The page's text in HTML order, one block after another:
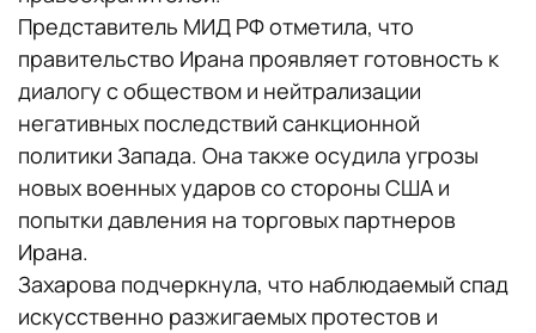
Представитель МИД РФ отметила, что
правительство Ирана проявляет готовность к
диалогу с обществом и нейтрализации
негативных последствий санкционной
политики Запада. Она также осудила угрозы
новых военных ударов со стороны США и
попытки давления на торговых партнеров
Ирана.
Захарова подчеркнула, что наблюдаемый спад
искусственно разжигаемых протестов и